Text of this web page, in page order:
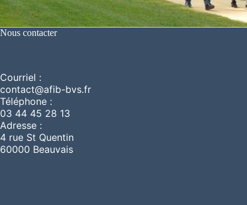
Nous contacter
Courriel :
contact@afib-bvs.fr
Téléphone :
03 44 45 28 13
Adresse :
4 rue St Quentin
60000 Beauvais